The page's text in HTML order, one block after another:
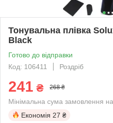
Тонувальна плівка
Black
Готово до відправки
Код: 106411
Роздріб
241 ₴ 268 ₴
Мінімальна сума замовлення
Економія 27 ₴